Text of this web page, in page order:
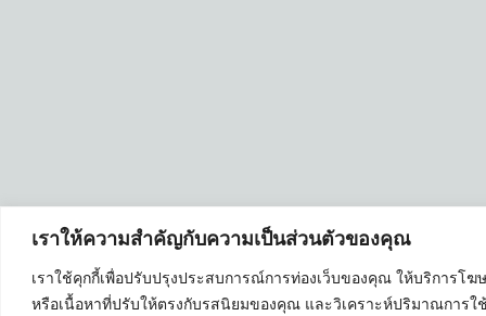
เราให้ความสำคัญกับความเป็นส่วนตัวของคุณ
เราใช้คุกกี้เพื่อปรับปรุงประสบการณ์การท่องเว็บของคุณ ให้บริการโฆ
หรือเนื้อหาที่ปรับให้ตรงกับรสนิยมของคุณ และวิเคราะห์ปริมาณการใ